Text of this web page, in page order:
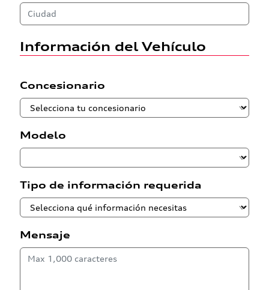
Información del Vehículo
Concesionario
Modelo
Tipo de información requerida
Mensaje